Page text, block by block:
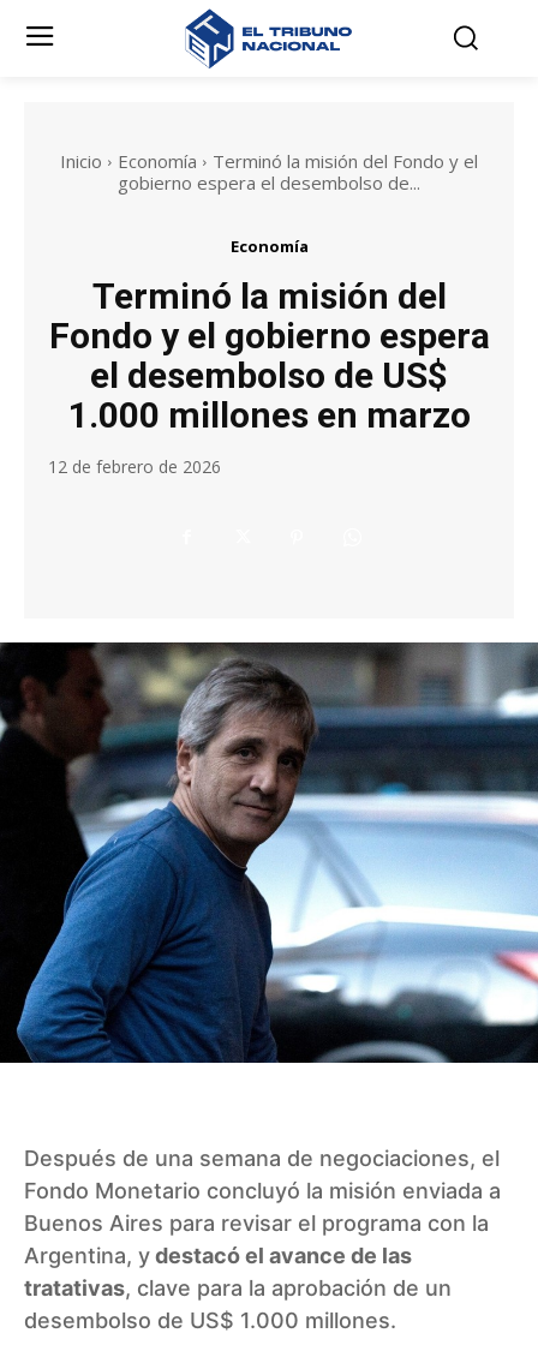
Inicio Economía
Terminó la misión del Fondo y el
gobierno espera el desembolso de...
Economía
Terminó la misión del
Fondo y el gobierno espera
el desembolso de US$
1.000 millones en marzo
12 de febrero de 2026
Después de una semana de negociaciones, el
Fondo Monetario concluyó la misión enviada a
Buenos Aires para revisar el programa con la
Argentina, ydestacó el avance de las
tratativas, clave para la aprobación de un
desembolso de US$ 1.000 millones.